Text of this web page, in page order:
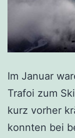
Im Januar
Trafoi zum
kurz vorher
konnten bei